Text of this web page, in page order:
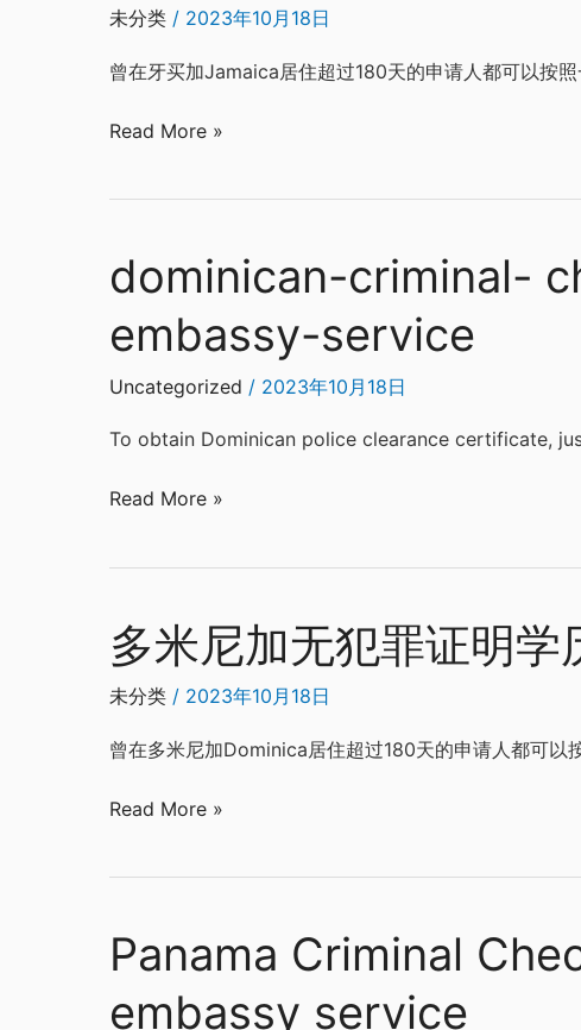
未分类 / 2023年10月18日
曾在牙买加Jamaica居住超过180天的申请人都可以按
加
犯
证
学
生
证
结
婚
公
认
Read More »
dominican-criminal-
embassy-service
Uncategorized / 2023年10月18日
To obtain Dominican police clearance certificate,
dominican-
criminal-
check-
birth
certificate-
and-
service
Read More »
多米尼加无犯罪证明
未分类 / 2023年10月18日
曾在多米尼加Dominica居住超过180天的申请人都可以
多
米
尼
无
罪
明
历
出
生
Read More »
Panama Criminal
embassy service
Panama
Criminal
Check,,birth